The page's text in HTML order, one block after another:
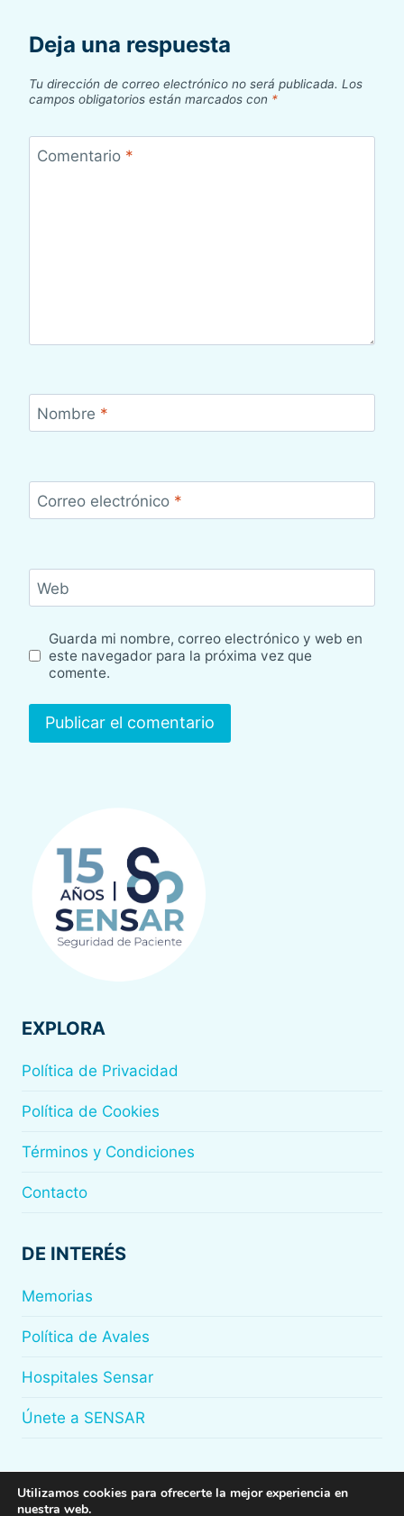
Deja una respuesta
Tu dirección de correo electrónico no será publicada. Los
campos obligatorios están marcados con *
Comentario *
Nombre *
Correo electrónico *
Web
Guarda mi nombre, correo electrónico y web en
este navegador para la próxima vez que
comente.
EXPLORA
Política de Privacidad
Política de Cookies
Términos y Condiciones
Contacto
DE INTERÉS
Memorias
Política de Avales
Hospitales Sensar
Únete a SENSAR
Utilizamos cookies para ofrecerte la mejor experiencia en
nuestra web.